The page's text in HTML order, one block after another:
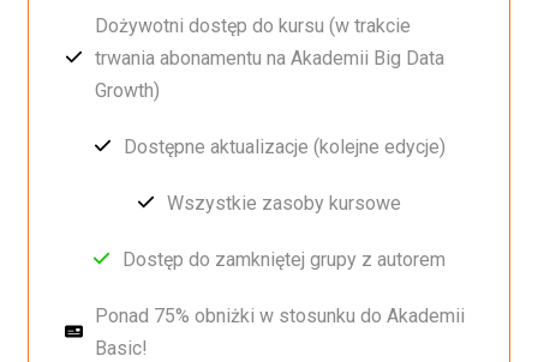
Dożywotni dostęp do kursu (w trakcie
trwania abonamentu na Akademii Big Data
Growth)
Dostępne aktualizacje (kolejne edycje)
Wszystkie zasoby kursowe
Dostęp do zamkniętej grupy z autorem
Ponad 75% obniżki w stosunku do Akademii
Basic!